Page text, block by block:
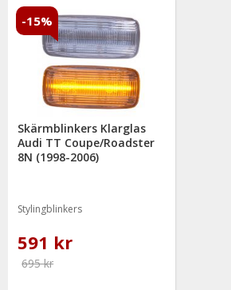
Skärmblinkers Klarglas
Audi TT Coupe/Roadster
8N (1998-2006)
Stylingblinkers
591 kr
695 kr
-15%